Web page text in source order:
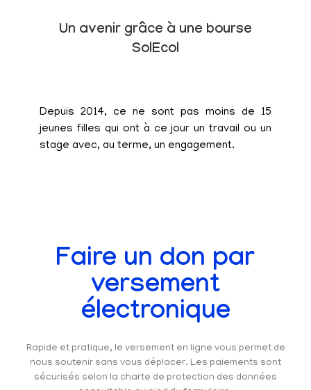
Un avenir grâce à une bourse
SolEcol
Depuis 2014, ce ne sont pas moins de 15
jeunes filles qui ont à ce jour un travail ou un
stage avec, au terme, un engagement.
Faire un don par
versement
électronique
Rapide et pratique, le versement en ligne vous permet de
nous soutenir sans vous déplacer. Les paiements sont
sécurisés selon la charte de protection des données